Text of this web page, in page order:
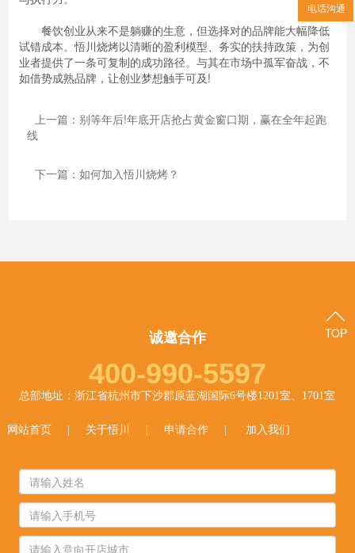
餐饮创业从来不是躺赚的生意，但选择对的品牌能大幅降低
试错成本。悟川烧烤以清晰的盈利模型、务实的扶持政策，为创
业者提供了一条可复制的成功路径。与其在市场中孤军奋战，不
如借势成熟品牌，让创业梦想触手可及!
上一篇：别等年后!年底开店抢占黄金窗口期，赢在全年起跑
线
下一篇：如何加入悟川烧烤？
诚邀合作
400-990-5597
总部地址：浙江省杭州市下沙郡原蓝湖国际6号楼1201室、1701室
网站首页| 关于悟川 | 申请合作| 加入我们
电话沟通
TOP